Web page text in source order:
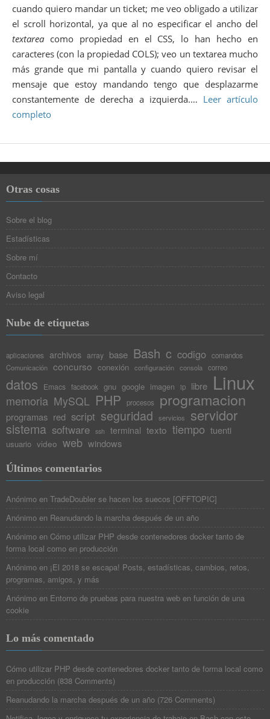
cuando quiero mandar un ticket; me veo obligado a utilizar
el scroll horizontal, ya que al no especificar el ancho del
textarea como propiedad en el CSS, lo han hecho en
caracteres (con la propiedad COLS); veo un textarea mucho
más grande que mi pantalla y cuando quiero revisar el
mensaje que estoy mandando tengo que desplazarme
constantemente de derecha a izquierda.… Leer artículo
completo
Otras cosas
Sobre el blog
Estadísticas
Sobre mí
Contacto
Aviso legal
Nube de etiquetas
aplicaciones archivos array base Bash c codigo
comandos
Comunicación concurso conexión configuración consola correo
datos Emacs facebook gnu google imagen ip libre Linux
memoria MySQL PHP procesos programacion
programas red script seguridad servicios servidor
sistema software ssh terminal texto tiempo tuenti
usuario video web windows
Últimos comentarios
Anónimo en TradeDoubler se hacen los suecos [OFFTOPIC]
Anónimo en Reanudando la marcha después de un año
Anónimo en Cómo utilizar PHP desde contenedores docker tanto de
forma local como en producción
Anónimo en ¡El 2018 se escapa! Posts, estadísticas, cambios, retos,
programas, amigos, y más
Anónimo en Entorno de pruebas para nuestra web en función de una
cookie
Lo más comentado
Cómo utilizar PHP desde contenedores docker tanto de forma local como
en producción (838 Comments)
Reanudando la marcha después de un año (726 Comments)